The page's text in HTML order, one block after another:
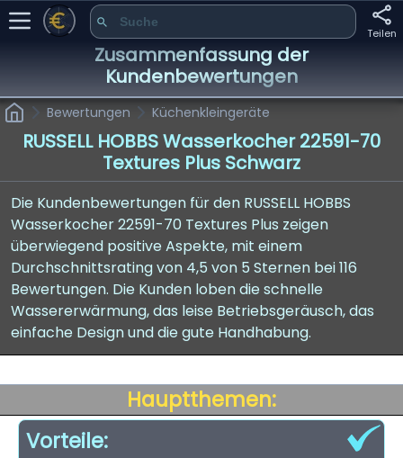
Teilen
Zusammenfassung der
Kundenbewertungen
Bewertungen Küchenkleingeräte
RUSSELL HOBBS Wasserkocher 22591-70
Textures Plus Schwarz
Die Kundenbewertungen für den RUSSELL HOBBS
Wasserkocher 22591-70 Textures Plus zeigen
überwiegend positive Aspekte, mit einem
Durchschnittsrating von 4,5 von 5 Sternen bei 116
Bewertungen. Die Kunden loben die schnelle
Wassererwärmung, das leise Betriebsgeräusch, das
einfache Design und die gute Handhabung.
Hauptthemen:
Vorteile: